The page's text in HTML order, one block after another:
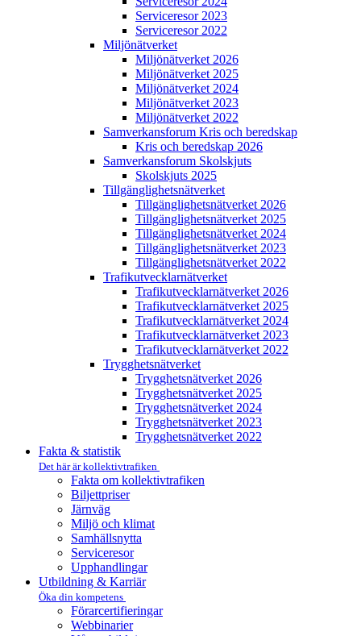
Serviceresor 2023
Serviceresor 2022
Miljö­nätverket
Miljö­nätverket 2026
Miljö­nätverket 2025
Miljö­nätverket 2024
Miljö­nätverket 2023
Miljö­nätverket 2022
Samverkans­forum Kris och beredskap
Kris och beredskap 2026
Samverkans­forum Skolskjuts
Skolskjuts 2025
Tillgänglighets­nätverket
Tillgänglighets­nätverket 2026
Tillgänglighets­nätverket 2025
Tillgänglighets­nätverket 2024
Tillgänglighets­nätverket 2023
Tillgänglighets­nätverket 2022
Trafikutvecklar­nätverket
Trafikutvecklar­nätverket 2026
Trafikutvecklar­nätverket 2025
Trafikutvecklar­nätverket 2024
Trafikutvecklar­nätverket 2023
Trafikutvecklar­nätverket 2022
Trygghets­nätverket
Trygghets­nätverket 2026
Trygghets­nätverket 2025
Trygghets­nätverket 2024
Trygghets­nätverket 2023
Trygghets­nätverket 2022
Fakta & statistik
Det här är kollektivtrafiken
Fakta om kollektivtrafiken
Biljettpriser
Järnväg
Miljö och klimat
Samhällsnytta
Serviceresor
Upphandlingar
Utbildning & Karriär
Öka din kompetens
Förarcertifieringar
Webbinarier